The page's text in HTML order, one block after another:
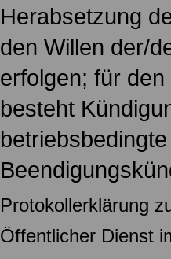
Herabsetzung
den Willen der/
erfolgen; für
besteht
betriebsbedingte
Protokollerklärung
Öffentlicher Dienst